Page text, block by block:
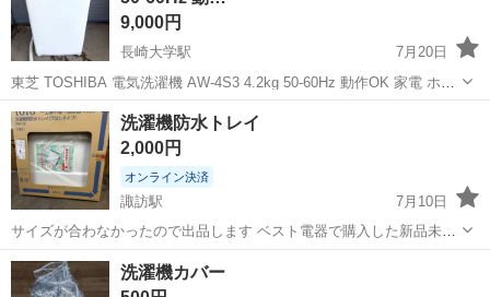
9,000円
長崎大学駅
7月20日
東芝 TOSHIBA 電気洗濯機 AW-4S3 4.2kg 50-60Hz 動作OK 家電 ホワ
イト 全自動電気洗濯機 洗濯機 家庭用家電 単身用 コンパクトタイプ
◆メーカー：東芝 ◆サイズ【素人採寸のため若干...
長崎 長崎市 長崎大学駅 生活家電
洗濯機防水トレイ
2,000円
オンライン決済
諏訪駅
7月10日
サイズが合わなかったので出品します ベスト電器で購入した新品未開
封品です 外箱は若干の汚れがあります 大村市内で受け渡しできる方で
お願いします
長崎 大村市 諏訪駅
洗濯機カバー